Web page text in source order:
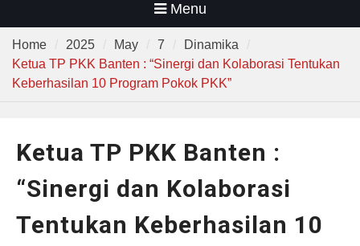
Menu
Home 2025 May 7
Dinamika
Ketua TP PKK Banten : “Sinergi dan Kolaborasi Tentukan
Keberhasilan 10 Program Pokok PKK”
Ketua TP PKK Banten :
“Sinergi dan Kolaborasi
Tentukan Keberhasilan 10